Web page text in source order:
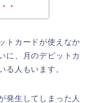
・
トカードが使えなか
に、月のデビットカ
る人もいます。
発生してしまった人